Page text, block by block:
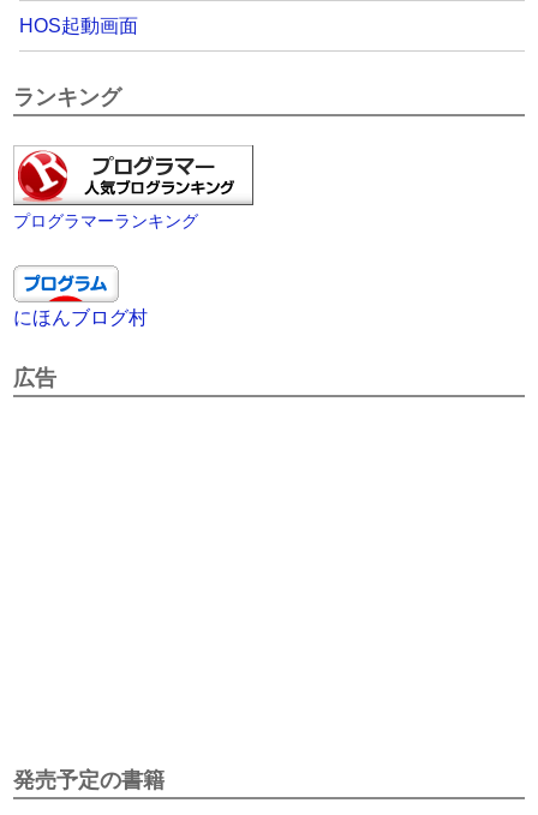
HOS起動画面
ランキング
プログラマーランキング
にほんブログ村
広告
発売予定の書籍